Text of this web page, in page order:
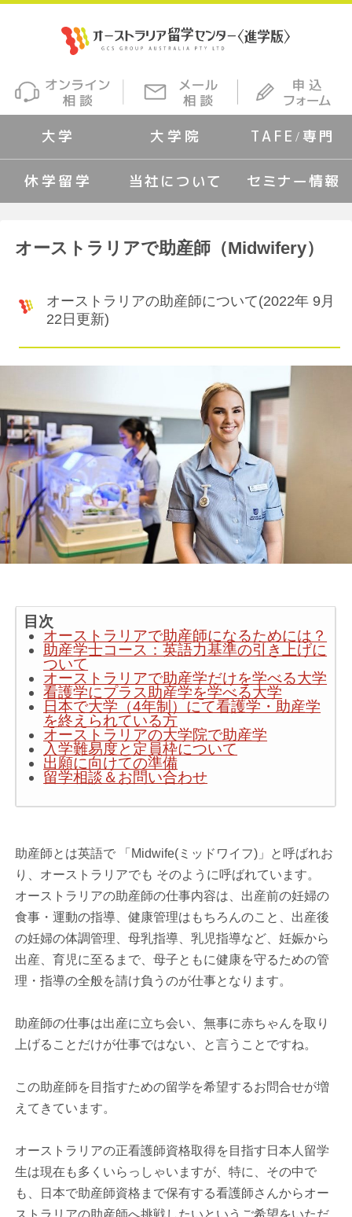
大学 大学院 TAFE/専門
休学留学 当社について セミナー情報
オーストラリアで助産師（Midwifery）
オーストラリアの助産師について(2022年 9月
22日更新)
目次
オーストラリアで助産師になるためには？
助産学士コース：英語力基準の引き上げに
ついて
オーストラリアで助産学だけを学べる大学
看護学にプラス助産学を学べる大学
日本で大学（4年制）にて看護学・助産学
を終えられている方
オーストラリアの大学院で助産学
入学難易度と定員枠について
出願に向けての準備
留学相談＆お問い合わせ
助産師とは英語で 「Midwife(ミッドワイフ)」と呼ばれお
り、オーストラリアでも そのように呼ばれています。
オーストラリアの助産師の仕事内容は、出産前の妊婦の
食事・運動の指導、健康管理はもちろんのこと、出産後
の妊婦の体調管理、母乳指導、乳児指導など、妊娠から
出産、育児に至るまで、母子ともに健康を守るための管
理・指導の全般を請け負うのが仕事となります。
助産師の仕事は出産に立ち会い、無事に赤ちゃんを取り
上げることだけが仕事ではない、と言うことですね。
この助産師を目指すための留学を希望するお問合せが増
えてきています。
オーストラリアの正看護師資格取得を目指す日本人留学
生は現在も多くいらっしゃいますが、特に、その中で
も、日本で助産師資格まで保有する看護師さんからオー
ストラリアの助産師へ挑戦したいというご希望をいただ